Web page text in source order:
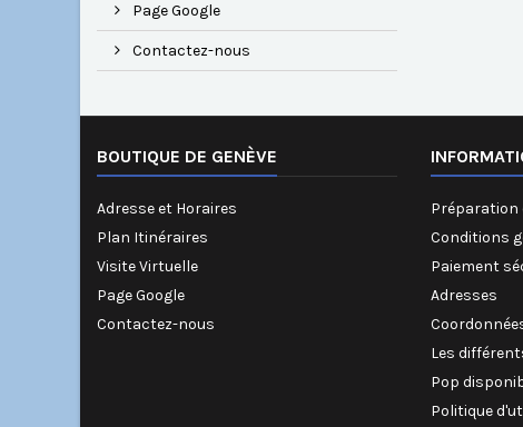
Page Google
Contactez-nous
BOUTIQUE DE GENÈVE
Adresse et Horaires
Plan Itinéraires
Visite Virtuelle
Page Google
Contactez-nous
Préparation
Conditions
Paiement
Adresses
Les
Pop
Politique